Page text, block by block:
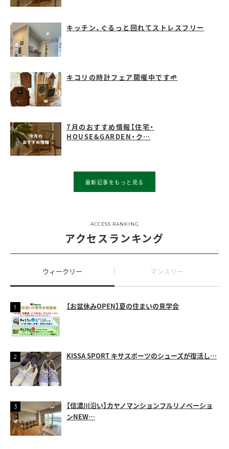
キッチン、ぐるっと回れてストレスフリー
キコリの時計フェア開催中です🌱
7月のおすすめ情報【住宅・
HOUSE&GARDEN・ク…
最新記事をもっと見る
ACCESS RANKING
アクセスランキング
ウィークリー マンスリー
【お盆休みOPEN】夏の住まいの見学会
KISSA SPORT キサスポーツのシューズが復活し…
【信濃川沿い】カヤノマンションフルリノベーショ
ンNEW…